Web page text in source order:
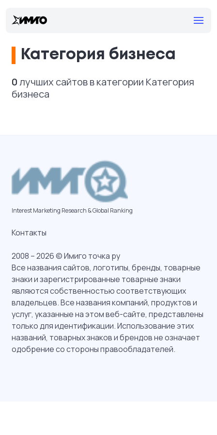
Категория бизнеса
0лучших сайтов в категории Категория
бизнеса
Interest Marketing Research & Global Ranking
Контакты
2008 – 2026 © Имиго точка ру
Все названия сайтов, логотипы, бренды, товарные
знаки и зарегистрированные товарные знаки
являются собственностью соответствующих
владельцев. Все названия компаний, продуктов и
услуг, указанные на этом веб-сайте, представлены
только для идентификации. Использование этих
названий, товарных знаков и брендов не означает
одобрение со стороны правообладателей.